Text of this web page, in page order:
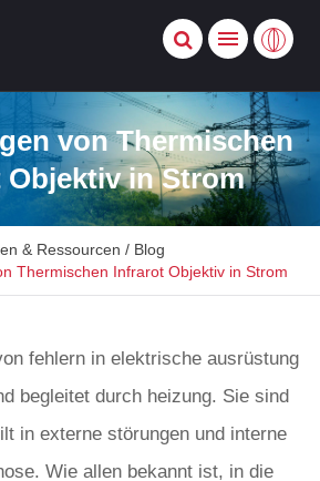
von Thermischen
Objektiv in Strom
& Ressourcen
Blog
Thermischen Infrarot Objektiv in Strom
fehlern in elektrische ausrüstung
begleitet durch heizung. Sie sind
in externe störungen und interne
Wie allen bekannt ist, in die